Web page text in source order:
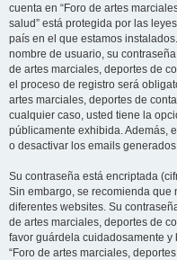
cuenta en “Foro de artes
salud” está protegida por las
país en el que estamos
nombre de usuario, su
de artes marciales, deportes de
el proceso de registro será
artes marciales, deportes de
cualquier caso, usted tiene la
públicamente exhibida. Además,
o desactivar los emails
Su contraseña está encriptada
Sin embargo, se recomienda que
diferentes websites. Su
de artes marciales, deportes de
favor guárdela cuidadosamente
“Foro de artes marciales,